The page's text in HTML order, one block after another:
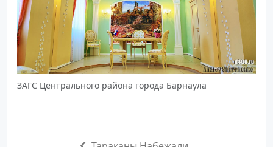
ЗАГС Центрального района города Барнаула